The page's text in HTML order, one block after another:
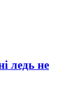
ледь не